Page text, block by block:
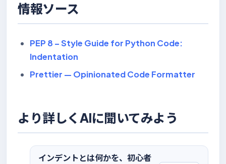
情報ソース
PEP 8 – Style Guide for Python Code:
Indentation
Prettier — Opinionated Code Formatter
より詳しくAIに聞いてみよう
インデントとは何かを、初心者